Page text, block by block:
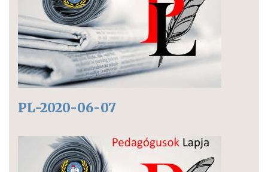
PL-2020-06-07